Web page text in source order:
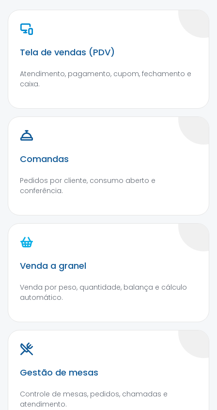
Tela de vendas (PDV)
Atendimento, pagamento, cupom, fechamento e
caixa.
Comandas
Pedidos por cliente, consumo aberto e
conferência.
Venda a granel
Venda por peso, quantidade, balança e cálculo
automático.
Gestão de mesas
Controle de mesas, pedidos, chamadas e
atendimento.